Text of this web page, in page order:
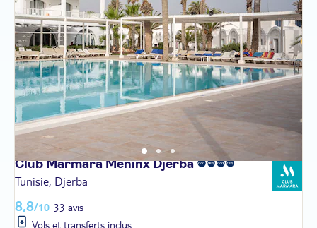
Club Marmara MeninxDjerba
Tunisie, Djerba
8,8/10 33 avis
Vols et transferts inclus